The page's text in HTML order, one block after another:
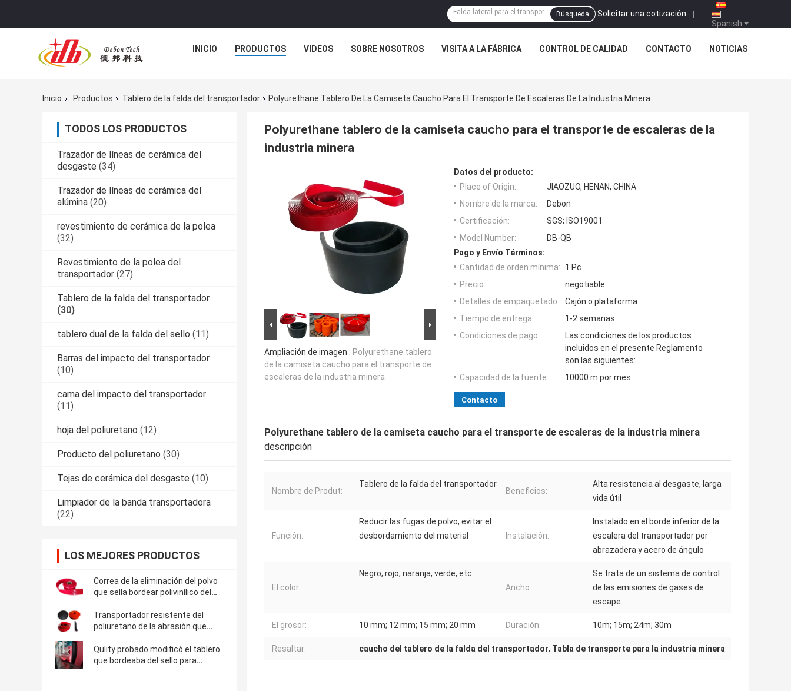
Spanish
Solicitar una cotización |
Búsqueda
INICIO PRODUCTOS VIDEOS SOBRE NOSOTROS VISITA A LA FÁBRICA CONTROL DE CALIDAD CONTACTO NOTICIAS
Inicio Productos Tablero de la falda del transportador Polyurethane Tablero De La Camiseta Caucho Para El Transporte De Escaleras De La Industria Minera
TODOS LOS PRODUCTOS
Trazador de líneas de cerámica del
desgaste (34)
Trazador de líneas de cerámica del
alúmina (20)
revestimiento de cerámica de la polea
(32)
Revestimiento de la polea del
transportador (27)
Tablero de la falda del transportador
(30)
tablero dual de la falda del sello (11)
Barras del impacto del transportador
(10)
cama del impacto del transportador
(11)
hoja del poliuretano (12)
Producto del poliuretano (30)
Tejas de cerámica del desgaste (10)
Limpiador de la banda transportadora
(22)
LOS MEJORES PRODUCTOS
Correa de la eliminación del polvo
que sella bordear polivinílico del
poliuretano del transportador de
Skirtboard
Transportador resistente del
poliuretano de la abrasión que
para la banda transportadora
Qulity probado modificó el tablero
que bordeaba del sello para
Polyurethane tablero de la camiseta caucho para el transporte de escaleras de la
industria minera
Ampliación de imagen : Polyurethane tablero
de la camiseta caucho para el transporte de
escaleras de la industria minera
Datos del producto:
Place of Origin:
JIAOZUO, HENAN, CHINA
Nombre de la marca:
Debon
Certificación:
SGS; ISO19001
Model Number:
DB-QB
Pago y Envío Términos:
Cantidad de orden mínima:
1 Pc
Precio:
negotiable
Detalles de empaquetado:
Cajón o plataforma
Tiempo de entrega:
1-2 semanas
Condiciones de pago:
Las condiciones de los productos
incluidos en el presente Reglamento
son las siguientes:
Capacidad de la fuente:
10000 m por mes
Contacto
Polyurethane tablero de la camiseta caucho para el transporte de escaleras de la industria minera
descripción
Nombre de Produt:
Tablero de la falda del transportador
Beneficios:
Alta resistencia al desgaste, larga
vida útil
Función:
Reducir las fugas de polvo, evitar el
desbordamiento del material
Instalación:
Instalado en el borde inferior de la
escalera del transportador por
abrazadera y acero de ángulo
El color:
Negro, rojo, naranja, verde, etc.
Ancho:
Se trata de un sistema de control
de las emisiones de gases de
escape.
El grosor: 10 mm; 12 mm; 15 mm; 20 mm Duración: 10m; 15m; 24m; 30m
Resaltar: caucho del tablero de la falda del transportador, Tabla de transporte para la industria minera